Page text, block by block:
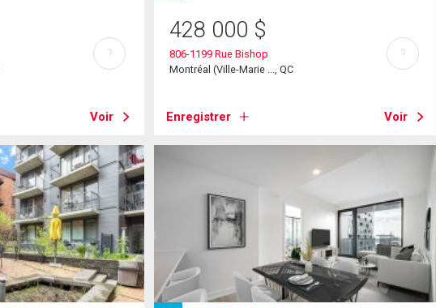
Voir
?
428 000 $
806-1199 Rue Bishop
Montréal (Ville-Marie ..., QC
Enregistrer Voir
?